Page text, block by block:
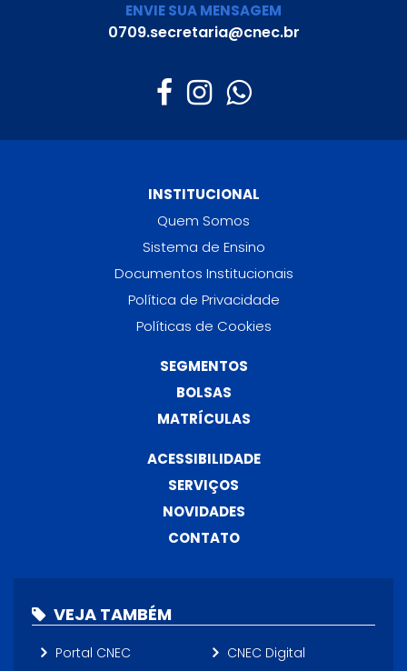
ENVIE SUA MENSAGEM
0709.secretaria@cnec.br
INSTITUCIONAL
Quem Somos
Sistema de Ensino
Documentos Institucionais
Política de Privacidade
Políticas de Cookies
SEGMENTOS
BOLSAS
MATRÍCULAS
ACESSIBILIDADE
SERVIÇOS
NOVIDADES
CONTATO
VEJA TAMBÉM
Portal CNEC CNEC Digital